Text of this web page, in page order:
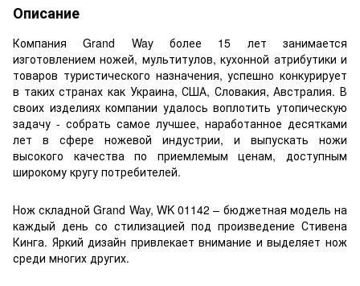
Описание
Компания Grand Way более 15 лет занимается
изготовлением ножей, мультитулов, кухонной атрибутики и
товаров туристического назначения, успешно конкурирует
в таких странах как Украина, США, Словакия, Австралия. В
своих изделиях компании удалось воплотить утопическую
задачу - собрать самое лучшее, наработанное десятками
лет в сфере ножевой индустрии, и выпускать ножи
высокого качества по приемлемым ценам, доступным
широкому кругу потребителей.
Нож складной Grand Way, WK 01142 – бюджетная модель на
каждый день со стилизацией под произведение Стивена
Кинга. Яркий дизайн привлекает внимание и выделяет нож
среди многих других.